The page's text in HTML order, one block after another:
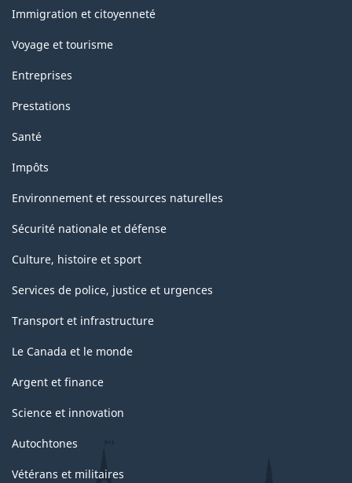
sujets
Immigration et citoyenneté
Voyage et tourisme
Entreprises
Prestations
Santé
Impôts
Environnement et ressources naturelles
Sécurité nationale et défense
Culture, histoire et sport
Services de police, justice et urgences
Transport et infrastructure
Le Canada et le monde
Argent et finance
Science et innovation
Autochtones
Vétérans et militaires